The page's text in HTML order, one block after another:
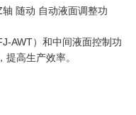
随动 自动液面调整功
AWT）和中间液面控制功
高生产效率。